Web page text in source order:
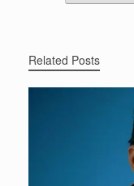
Related Posts